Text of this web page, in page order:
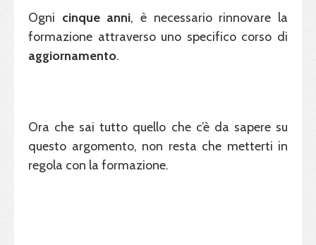
Ogni cinque anni, è necessario rinnovare la
formazione attraverso uno specifico corso di
aggiornamento.
Ora che sai tutto quello che c’è da sapere su
questo argomento, non resta che metterti in
regola con la formazione.